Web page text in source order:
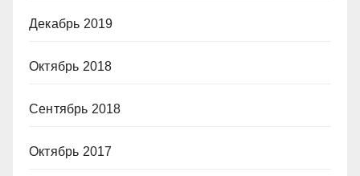
Декабрь 2019
Октябрь 2018
Сентябрь 2018
Октябрь 2017